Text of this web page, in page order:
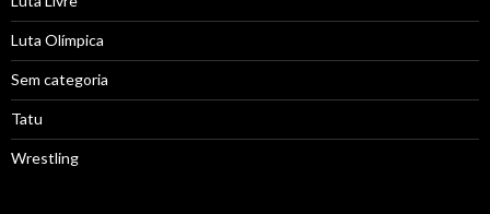
Luta Olímpica
Sem categoria
Tatu
Wrestling